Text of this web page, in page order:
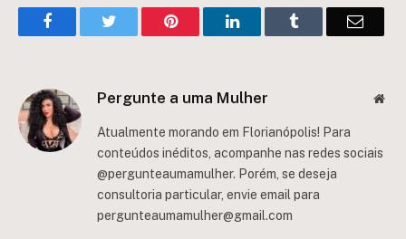
FacebookTwitter Pinterest LinkedInTumblr Email
Pergunte a uma Mulher
Atualmente morando em Florianópolis! Para
conteúdos inéditos, acompanhe nas redes sociais
@pergunteaumamulher. Porém, se deseja
consultoria particular, envie email para
pergunteaumamulher@gmail.com